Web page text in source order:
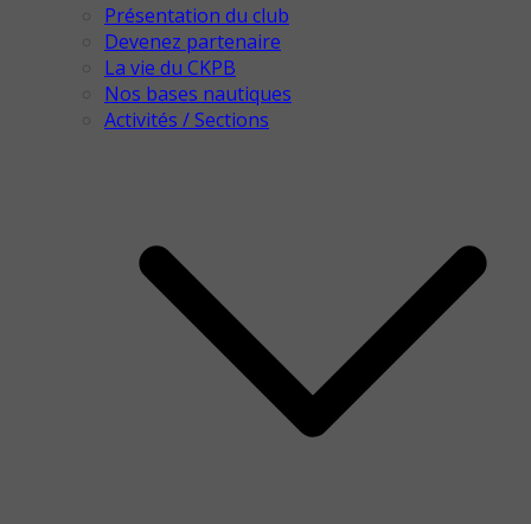
Présentation du club
Devenez partenaire
La vie du CKPB
Nos bases nautiques
Activités / Sections